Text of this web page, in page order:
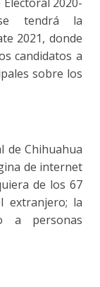
2020-
tendrá la
2021, donde
candidatos a
sobre los
de Chihuahua
de internet
de los 67
extranjero; la
a personas